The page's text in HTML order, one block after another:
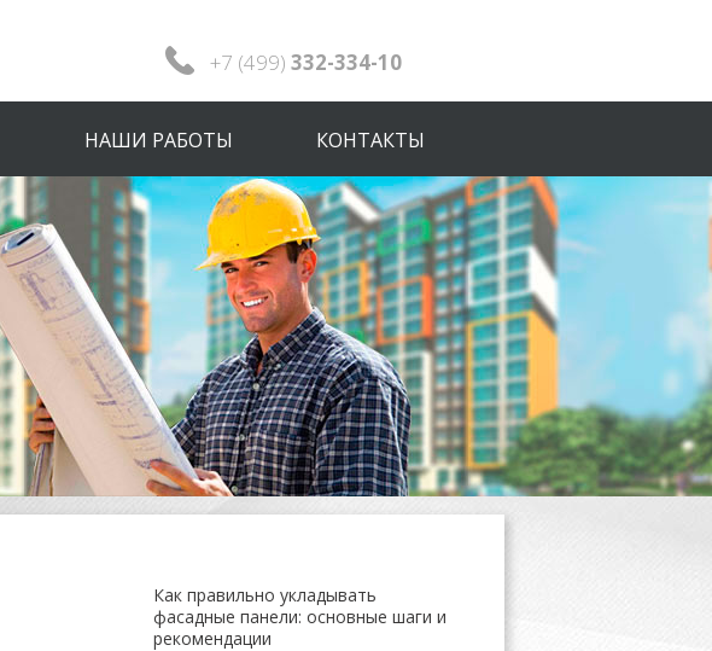
+7 (499) 332-334-10
НАШИ РАБОТЫ КОНТАКТЫ
Как правильно укладывать
фасадные панели: основные шаги и
рекомендации